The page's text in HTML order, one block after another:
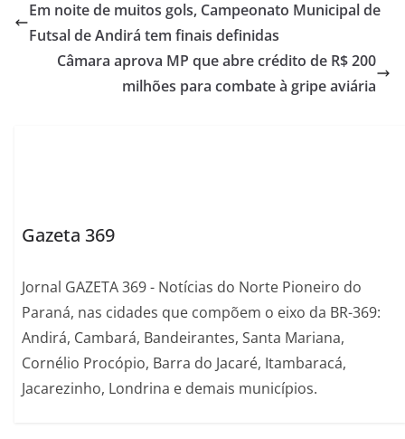
Em noite de muitos gols, Campeonato Municipal de
Futsal de Andirá tem finais definidas
Câmara aprova MP que abre crédito de R$ 200
milhões para combate à gripe aviária
Gazeta 369
Jornal GAZETA 369 - Notícias do Norte Pioneiro do
Paraná, nas cidades que compõem o eixo da BR-369:
Andirá, Cambará, Bandeirantes, Santa Mariana,
Cornélio Procópio, Barra do Jacaré, Itambaracá,
Jacarezinho, Londrina e demais municípios.